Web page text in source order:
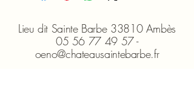
Lieu dit Sainte Barbe 33810 Ambès
05 56 77 49 57 -
oeno@chateausaintebarbe.fr